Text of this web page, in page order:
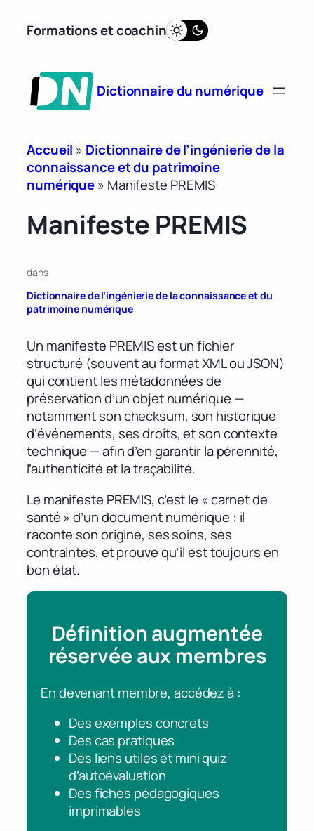
Formations et coaching
Dictionnaire du numérique
Accueil » Dictionnaire de l’ingénierie de la
connaissance et du patrimoine
numérique» Manifeste PREMIS
Manifeste PREMIS
dans
Dictionnaire de l’ingénierie de la connaissance et du
patrimoine numérique
Un manifeste PREMIS est un fichier
structuré (souvent au format XML ou JSON)
qui contient les métadonnées de
préservation d’un objet numérique —
notamment son checksum, son historique
d’événements, ses droits, et son contexte
technique — afin d’en garantir la pérennité,
l’authenticité et la traçabilité.
Le manifeste PREMIS, c’est le « carnet de
santé » d’un document numérique : il
raconte son origine, ses soins, ses
contraintes, et prouve qu’il est toujours en
bon état.
Définition augmentée
réservée aux membres
En devenant membre, accédez à :
Des exemples concrets
Des cas pratiques
Des liens utiles et mini quiz
d’autoévaluation
Des fiches pédagogiques
imprimables